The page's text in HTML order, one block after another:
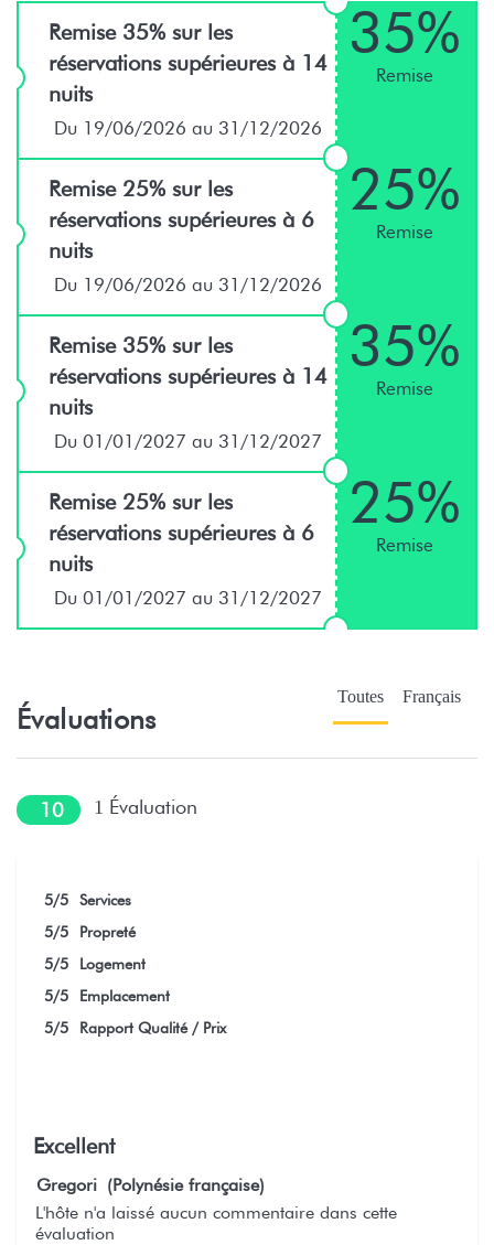
Remise 35% sur les
réservations supérieures à 14
nuits
Du 19/06/2026 au 31/12/2026
35%
Remise
Remise 25% sur les
réservations supérieures à 6
nuits
Du 19/06/2026 au 31/12/2026
25%
Remise
Remise 35% sur les
réservations supérieures à 14
nuits
Du 01/01/2027 au 31/12/2027
35%
Remise
Remise 25% sur les
réservations supérieures à 6
nuits
Du 01/01/2027 au 31/12/2027
25%
Remise
Évaluations
10 1 Évaluation
Toutes Français
5/5
Services
5/5
Propreté
5/5
Logement
5/5
Emplacement
5/5 Rapport Qualité / Prix
Excellent
Gregori (Polynésie française)
L'hôte n'a laissé aucun commentaire dans cette
évaluation